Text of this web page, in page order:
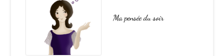
Ma pensée du soir